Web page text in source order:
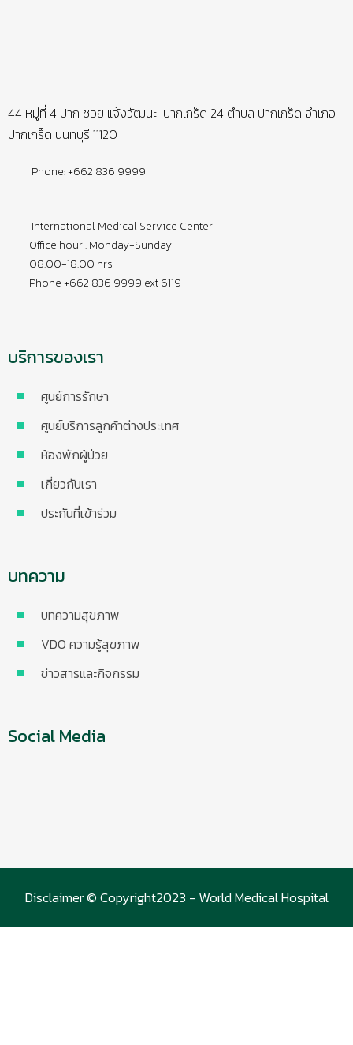
44 หมู่ที่ 4 ปาก ซอย แจ้งวัฒนะ-ปากเกร็ด 24 ตำบล ปากเกร็ด อำเภอ
ปากเกร็ด นนทบุรี 11120
Phone: +662 836 9999
International Medical Service Center
Office hour : Monday-Sunday
08.00-18.00 hrs
Phone +662 836 9999 ext 6119
บริการของเรา
ศูนย์การรักษา
ศูนย์บริการลูกค้าต่างประเทศ
ห้องพักผู้ป่วย
เกี่ยวกับเรา
ประกันที่เข้าร่วม
บทความ
บทความสุขภาพ
VDO ความรู้สุขภาพ
ข่าวสารและกิจกรรม
Social Media
Disclaimer © Copyright2023 - World Medical Hospital